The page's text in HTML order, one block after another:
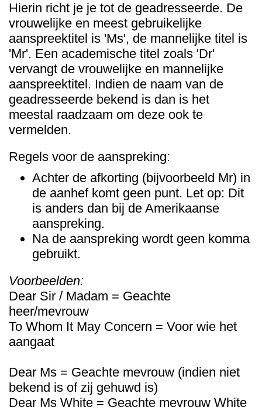
Hierin richt je je tot de geadresseerde. De
vrouwelijke en meest gebruikelijke
aanspreektitel is 'Ms', de mannelijke titel is
'Mr'. Een academische titel zoals 'Dr'
vervangt de vrouwelijke en mannelijke
aanspreektitel. Indien de naam van de
geadresseerde bekend is dan is het
meestal raadzaam om deze ook te
vermelden.
Regels voor de aanspreking:
Achter de afkorting (bijvoorbeeld Mr) in
de aanhef komt geen punt. Let op: Dit
is anders dan bij de Amerikaanse
aanspreking.
Na de aanspreking wordt geen komma
gebruikt.
Voorbeelden:
Dear Sir / Madam = Geachte
heer/mevrouw
To Whom It May Concern = Voor wie het
aangaat
Dear Ms = Geachte mevrouw (indien niet
bekend is of zij gehuwd is)
Dear Ms White = Geachte mevrouw White